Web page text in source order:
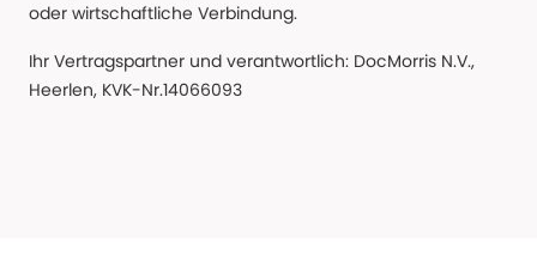
oder wirtschaftliche Verbindung.
Ihr Vertragspartner und verantwortlich: DocMorris N.V.,
Heerlen, KVK-Nr.14066093